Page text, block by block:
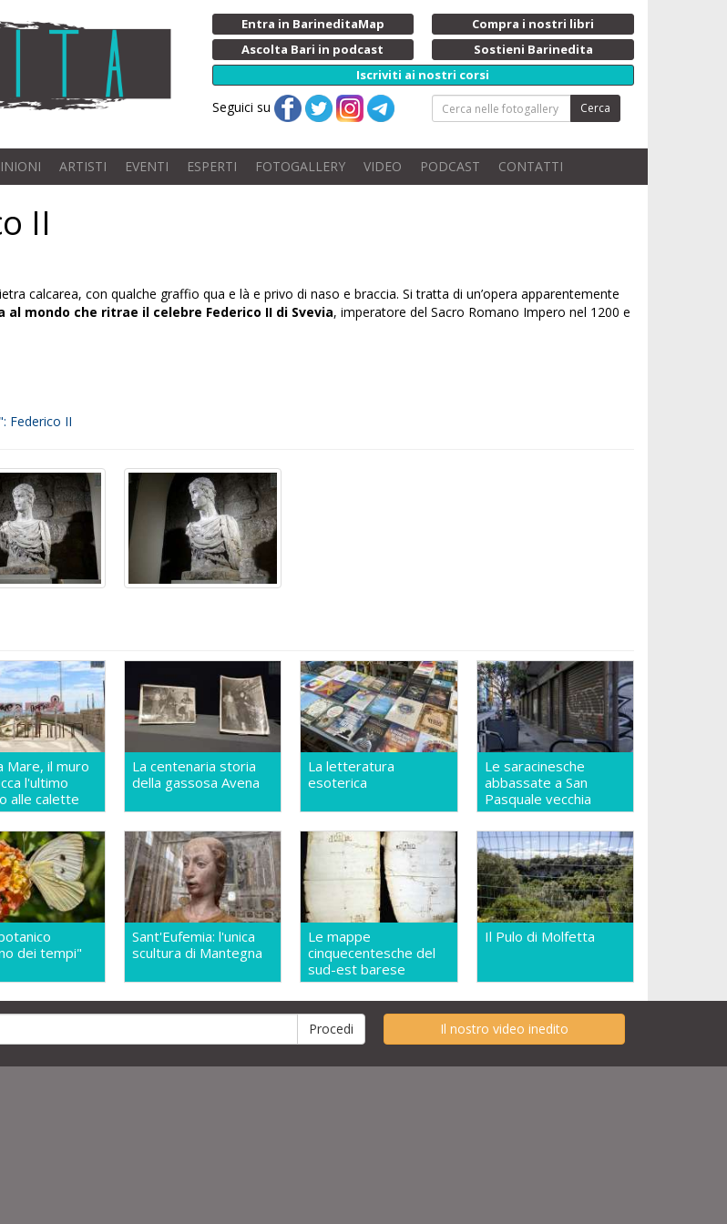
Entra in BarineditaMap
Compra i nostri libri
Ascolta Bari in podcast
Sostieni Barinedita
Iscriviti ai nostri corsi
Seguici su Cerca
ARTISTI EVENTI ESPERTI FOTOGALLERY VIDEO PODCAST CONTATTI
II
calcarea, con qualche graffio qua e là e privo di naso e braccia. Si tratta di un’opera apparentemente
al mondo che ritrae il celebre Federico II di Svevia, imperatore del Sacro Romano Impero nel 1200 e
Federico II
Mare, il muro
l'ultimo
alle calette
La centenaria storia
della gassosa Avena
La letteratura
esoterica
Le saracinesche
abbassate a San
Pasquale vecchia
dei tempi"
Sant'Eufemia: l'unica
scultura di Mantegna
Le mappe
cinquecentesche del
sud-est barese
Il Pulo di Molfetta
Il nostro video inedito